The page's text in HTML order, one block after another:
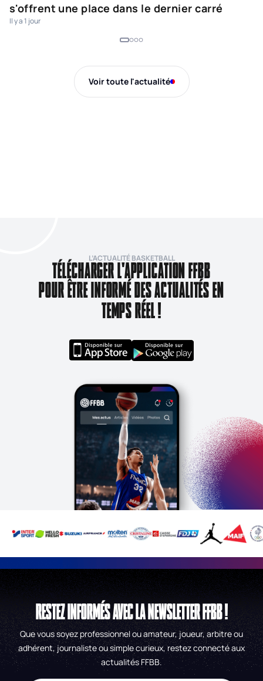
s'offrent une place dans le dernier carré
Il y a 1 jour
Voir toute l'actualité
L’ACTUALITÉ BASKETBALL
TÉLÉCHARGER L'APPLICATION FFBB
POUR ÊTRE INFORMÉ DES ACTUALITÉS EN
TEMPS RÉEL !
RESTEZ INFORMÉS AVEC LA NEWSLETTER FFBB !
Que vous soyez professionnel ou amateur, joueur, arbitre ou
adhérent, journaliste ou simple curieux, restez connecté aux
actualités FFBB.